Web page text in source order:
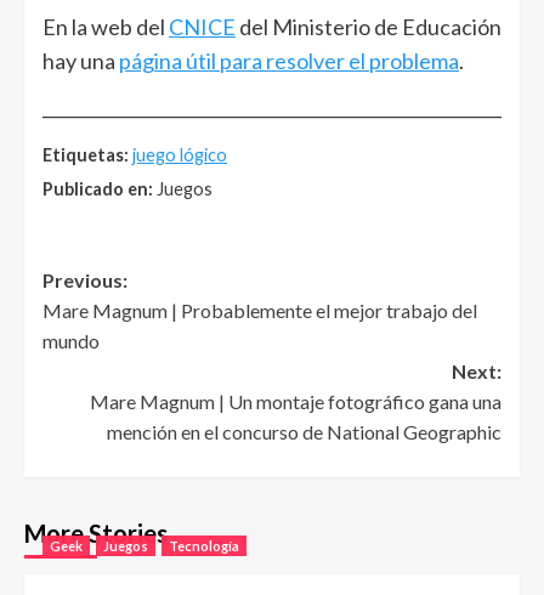
En la web del CNICE del Ministerio de Educación
hay una página útil para resolver el problema.
Etiquetas: juego lógico
Publicado en: Juegos
Post
navigation
Previous:
Mare Magnum | Probablemente el mejor trabajo del
mundo
Next:
Mare Magnum | Un montaje fotográfico gana una
mención en el concurso de National Geographic
More Stories
Geek Juegos Tecnología